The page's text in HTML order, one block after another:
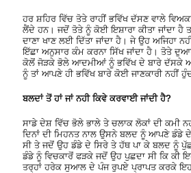
ਹਰ ਸ਼ਹਿਰ ਵਿੱਚ ਤੋਤੇ ਰਾਹੀਂ ਭਵਿੱਖ ਦੱਸਣ ਵਾਲੇ
ਲੈਂਦੇ ਹਨ। ਜਦੋਂ ਤੋਤੇ ਨੂੰ ਕੋਈ ਇਸ਼ਾਰਾ ਕੀਤਾ ਜਾਂਦਾ
ਦਾਣਾ ਖਾਣ ਲਈ ਦਿੱਤਾ ਜਾਂਦਾ ਹੈ। ਜੇ ਉਹ ਅਜਿਹਾ
ਇੱਛਾ ਅਨੁਸਾਰ ਕੰਮ ਕਰਨਾ ਸਿੱਖ ਜਾਂਦਾ ਹੈ। ਤੋਤੇ
ਕੋਲੋਂ ਜੋੜਕੇ ਭੋਲੇ ਆਦਮੀਆਂ ਨੂੰ ਭਵਿੱਖ ਦੇ ਬਾਰੇ ਦੱਸਕੇ
ਨੂੰ ਤਾਂ ਆਪਣੇ ਹੀ ਭਵਿੱਖ ਬਾਰੇ ਕੋਈ ਜਾਣਕਾਰੀ ਨਹੀਂ
ਬਲਦਾਂ ਤੋਂ ਹਾਂ ਜਾਂ ਨਹੀ ਕਿਵੇ ਕਰਵਾਈ ਜਾਂਦੀ ਹੈ?
ਸਾਡੇ ਦੇਸ਼ ਵਿੱਚ ਭੋਲੇ ਭਾਲੇ ਤੇ ਚਲਾਕ ਲੋਕਾਂ ਦੀ ਕਮੀ
ਦਿਨਾਂ ਦੀ ਮਿਹਨਤ ਨਾਲ ਉਸਨੇ ਬਲਦ ਨੂੰ ਆਪਣੇ ਡੰਡੇ
ਸੀ ਤੇ ਜਦੋਂ ਉਹ ਡੰਡੇ ਦੇ ਸਿਰੇ ਤੇ ਹੱਥ ਪਾ ਕੇ ਬਲਦ ਨੂੰ
ਡੰਡੇ ਨੂੰ ਵਿਚਕਾਰੋਂ ਫੜਕੇ ਜਦੋਂ ਉਹ ਪੁਛਦਾ ਸੀ ਕਿ ਕੀ
ਤਰ੍ਹਾਂ ਹਰੇਕ ਸੁਆਲ ਦੇ ਪੰਜ ਰੁਪਏ ਪ੍ਰਾਪਤ ਕਰਕੇ